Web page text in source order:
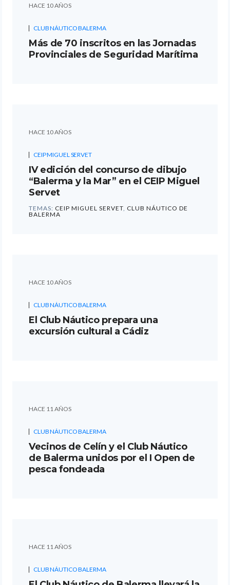
HACE 10 AÑOS
CLUB NÁUTICO BALERMA
Más de 70 inscritos en las Jornadas
Provinciales de Seguridad Marítima
HACE 10 AÑOS
CEIP MIGUEL SERVET
IV edición del concurso de dibujo
“Balerma y la Mar” en el CEIP Miguel
Servet
TEMAS: CEIP MIGUEL SERVET, CLUB NÁUTICO DE
BALERMA
HACE 10 AÑOS
CLUB NÁUTICO BALERMA
El Club Náutico prepara una
excursión cultural a Cádiz
HACE 11 AÑOS
CLUB NÁUTICO BALERMA
Vecinos de Celín y el Club Náutico
de Balerma unidos por el I Open de
pesca fondeada
HACE 11 AÑOS
CLUB NÁUTICO BALERMA